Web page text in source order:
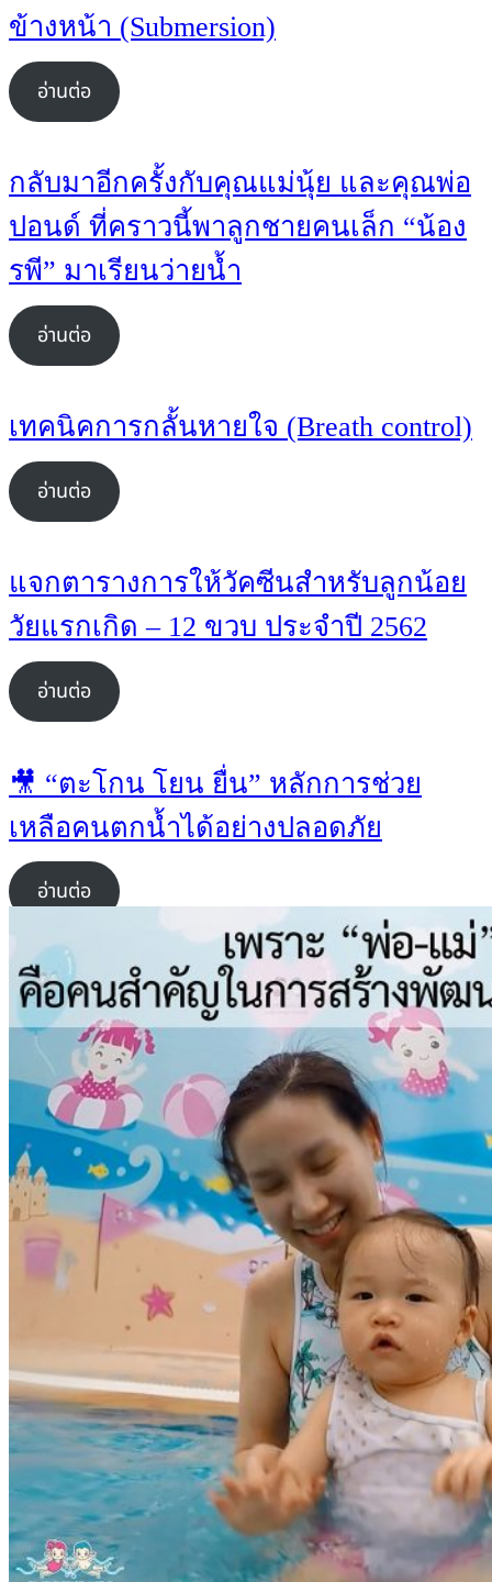
ข้างหน้า (Submersion)
อ่านต่อ
กลับมาอีกครั้งกับคุณแม่นุ้ย และคุณพ่อ
ปอนด์ ที่คราวนี้พาลูกชายคนเล็ก “น้อง
รพี” มาเรียนว่ายน้ำ
อ่านต่อ
เทคนิคการกลั้นหายใจ (Breath control)
อ่านต่อ
แจกตารางการให้วัคซีนสำหรับลูกน้อย
วัยแรกเกิด – 12 ขวบ ประจำปี 2562
อ่านต่อ
🎥 “ตะโกน โยน ยื่น” หลักการช่วย
เหลือคนตกน้ำได้อย่างปลอดภัย
อ่านต่อ